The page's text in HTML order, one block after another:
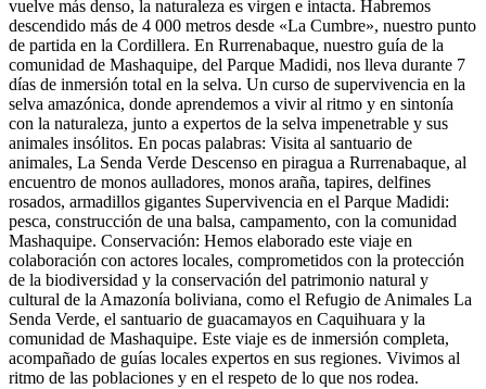
vuelve más denso, la naturaleza es virgen e intacta. Habremos
descendido más de 4 000 metros desde «La Cumbre», nuestro punto
de partida en la Cordillera. En Rurrenabaque, nuestro guía de la
comunidad de Mashaquipe, del Parque Madidi, nos lleva durante 7
días de inmersión total en la selva. Un curso de supervivencia en la
selva amazónica, donde aprendemos a vivir al ritmo y en sintonía
con la naturaleza, junto a expertos de la selva impenetrable y sus
animales insólitos. En pocas palabras: Visita al santuario de
animales, La Senda Verde Descenso en piragua a Rurrenabaque, al
encuentro de monos aulladores, monos araña, tapires, delfines
rosados, armadillos gigantes Supervivencia en el Parque Madidi:
pesca, construcción de una balsa, campamento, con la comunidad
Mashaquipe. Conservación: Hemos elaborado este viaje en
colaboración con actores locales, comprometidos con la protección
de la biodiversidad y la conservación del patrimonio natural y
cultural de la Amazonía boliviana, como el Refugio de Animales La
Senda Verde, el santuario de guacamayos en Caquihuara y la
comunidad de Mashaquipe. Este viaje es de inmersión completa,
acompañado de guías locales expertos en sus regiones. Vivimos al
ritmo de las poblaciones y en el respeto de lo que nos rodea.